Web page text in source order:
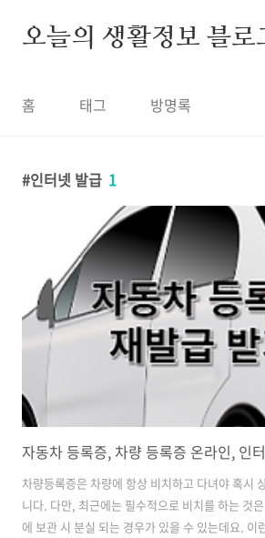
오늘의 생활정보 블로
홈 태그 방명록
인터넷 발급 1
자동차 등록증, 차량 등록증 온라인, 인
차량등록증은 차량에 항상 비치하고 다녀야 혹시
니다. 다만, 최근에는 필수적으로 비치를 하는 것
에 보관 시 분실 되는 경우가 있을 수 있는데요. 이